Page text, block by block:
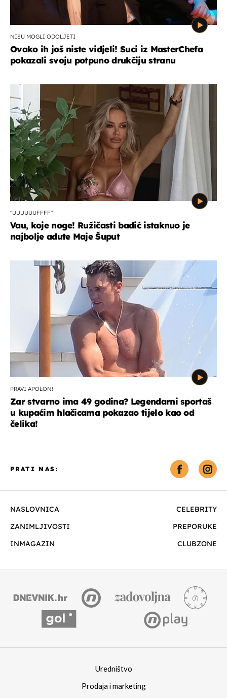
NISU MOGLI ODOLJETI
Ovako ih još niste vidjeli! Suci iz MasterChefa
pokazali svoju potpuno drukčiju stranu
"UUUUUUFFFF"
Vau, koje noge! Ružičasti badić istaknuo je
najbolje adute Maje Šuput
PRAVI APOLON!
Zar stvarno ima 49 godina? Legendarni sportaš
u kupaćim hlačicama pokazao tijelo kao od
čelika!
NASLOVNICA
CELEBRITY
ZANIMLJIVOSTI
PREPORUKE
INMAGAZIN
CLUBZONE
PRATI NAS:
Uredništvo
Prodaja i marketing